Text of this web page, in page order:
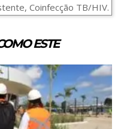
Coinfecção TB/HIV.
ESTE